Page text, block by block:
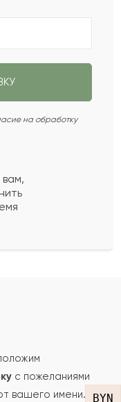
BYN
на обработку
с пожеланиями
вашего имени.